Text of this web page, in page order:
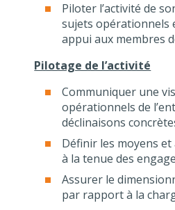
Piloter l’activité de
sujets
appui aux membres
Pilotage de l’activité
Communiquer une
opérationnels de
déclinaisons
Définir les moyens
à la tenue des
Assurer le
par rapport à la